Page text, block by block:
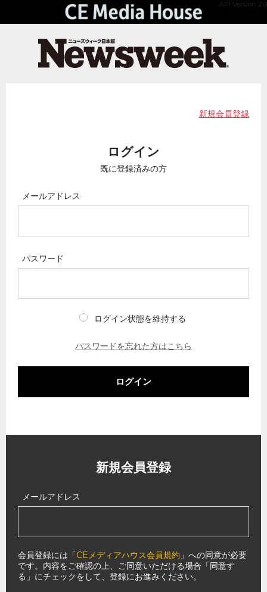
API Version 2.0
新規会員登録
ログイン
既に登録済みの方
メールアドレス
パスワード
ログイン状態を維持する
パスワードを忘れた方はこちら
ログイン
新規会員登録
メールアドレス
会員登録には「CEメディアハウス会員規約 」への同意が必要
です。内容をご確認の上、ご同意いただける場合「同意す
る」にチェックをして、登録にお進みください。